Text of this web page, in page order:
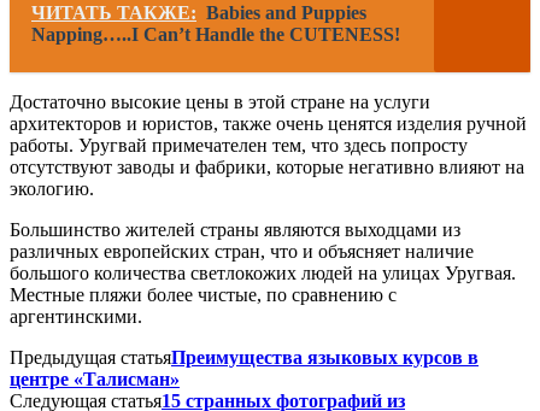
ЧИТАТЬ ТАКЖЕ: Babies and Puppies
Napping…..I Can’t Handle the CUTENESS!
Достаточно высокие цены в этой стране на услуги
архитекторов и юристов, также очень ценятся изделия ручной
работы. Уругвай примечателен тем, что здесь попросту
отсутствуют заводы и фабрики, которые негативно влияют на
экологию.
Большинство жителей страны являются выходцами из
различных европейских стран, что и объясняет наличие
большого количества светлокожих людей на улицах Уругвая.
Местные пляжи более чистые, по сравнению с
аргентинскими.
Предыдущая статьяПреимущества языковых курсов в
центре «Талисман»
Следующая статья15 странных фотографий из